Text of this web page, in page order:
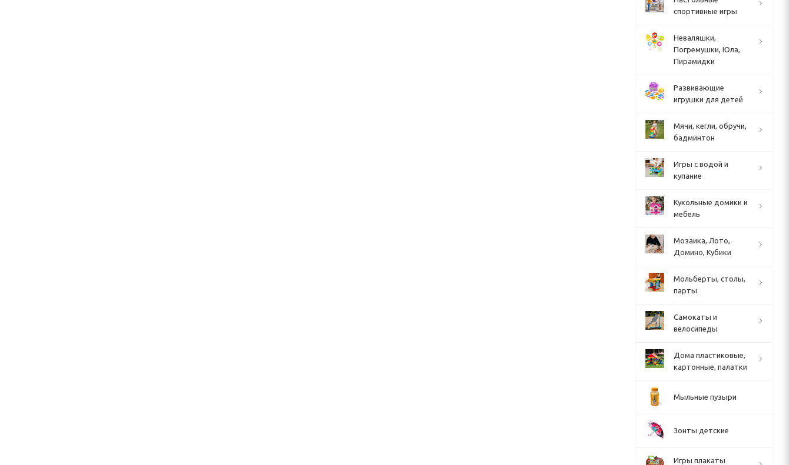
спортивные игры
Неваляшки,
Погремушки, Юла,
Пирамидки
Развивающие
игрушки для детей
Мячи, кегли, обручи,
бадминтон
Игры с водой и
купание
Кукольные домики и
мебель
Мозаика, Лото,
Домино, Кубики
Мольберты, столы,
парты
Cамокаты и
велосипеды
Дома пластиковые,
картонные, палатки
Мыльные пузыри
Зонты детские
Игры плакаты